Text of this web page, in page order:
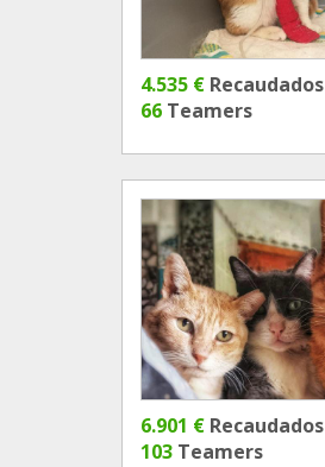
4.535 € Recaudados
66 Teamers
6.901 € Recaudados
103 Teamers